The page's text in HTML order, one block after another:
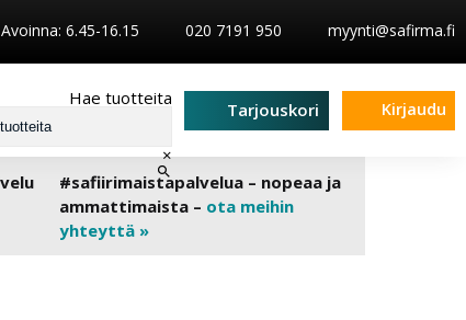
Avoinna: 6.45-16.15 020 7191 950 myynti@safirma.fi
Hae tuotteita
×
Tarjouskori Kirjaudu
#safiirimaistapalvelua – nopeaa ja
ammattimaista – ota meihin
yhteyttä »